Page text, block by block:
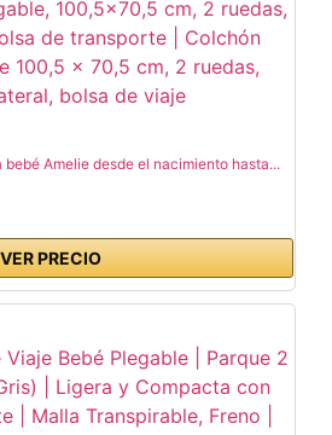
Amelie desde el nacimiento hasta...
VER PRECIO